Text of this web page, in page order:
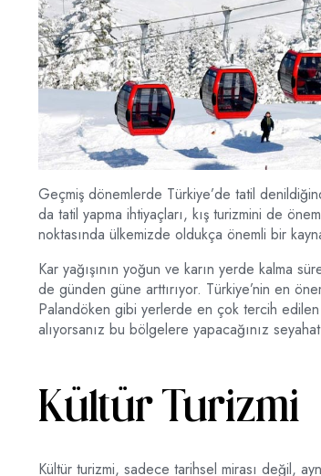
Geçmiş dönemlerde Türkiye’de tatil
da tatil yapma ihtiyaçları, kış turizmini de
noktasında ülkemizde oldukça önemli bir
Kar yağışının yoğun ve karın yerde kalma
de günden güne arttırıyor. Türkiye’nin en
Palandöken gibi yerlerde en çok tercih edilen
alıyorsanız bu bölgelere yapacağınız
Kültür Turizmi
Kültür turizmi, sadece tarihsel mirası değil,